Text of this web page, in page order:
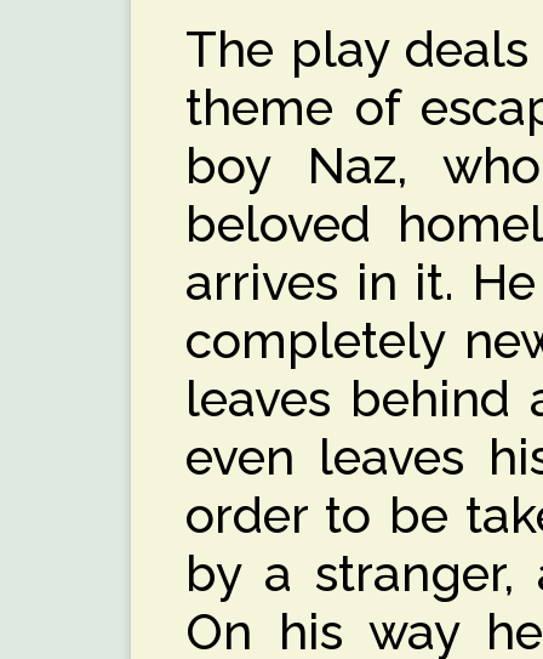
The play
theme of
boy Naz,
beloved
arrives in it.
completely
leaves behind
even leaves
order to be
by a stranger,
On his way